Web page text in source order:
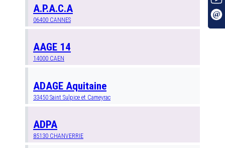
A.P.A.C.A
06400 CANNES
AAGE 14
14000 CAEN
ADAGE Aquitaine
33450 Saint Sulpice et Cameyrac
ADPA
85130 CHANVERRIE